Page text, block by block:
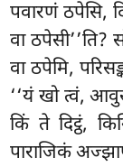
पवारणं ठपेसि,
वा ठपेसी’’ति?
वा ठपेमि,
‘‘यं खो त्वं,
किं ते दिट्ठं,
पाराजिकं